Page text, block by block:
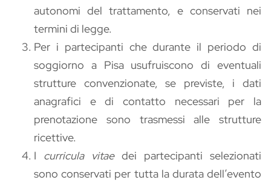
autonomi del trattamento, e conservati nei
termini di legge.
Per i partecipanti che durante il periodo di
soggiorno a Pisa usufruiscono di eventuali
strutture convenzionate, se previste, i dati
anagrafici e di contatto necessari per la
prenotazione sono trasmessi alle strutture
ricettive.
I curricula vitaedei partecipanti selezionati
sono conservati per tutta la durata dell’evento